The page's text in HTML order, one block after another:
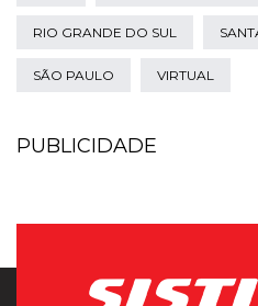
RIO GRANDE DO SUL
SÃO PAULO VIRTUAL
PUBLICIDADE